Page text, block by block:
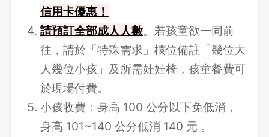
信用卡優惠！
請預訂全部成人人數。若孩童欲一同前
往，請於「特殊需求」欄位備註「幾位大
人幾位小孩」及所需娃娃椅，孩童餐費可
於現場付費。
小孩收費：身高 100 公分以下免低消，
身高 101~140 公分低消 140 元 。